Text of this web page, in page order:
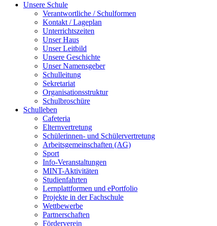
Unsere Schule
Verantwortliche / Schulformen
Kontakt / Lageplan
Unterrichtszeiten
Unser Haus
Unser Leitbild
Unsere Geschichte
Unser Namensgeber
Schulleitung
Sekretariat
Organisationsstruktur
Schulbroschüre
Schulleben
Cafeteria
Elternvertretung
Schülerinnen- und Schülervertretung
Arbeitsgemeinschaften (AG)
Sport
Info-Veranstaltungen
MINT-Aktivitäten
Studienfahrten
Lernplattformen und ePortfolio
Projekte in der Fachschule
Wettbewerbe
Partnerschaften
Förderverein